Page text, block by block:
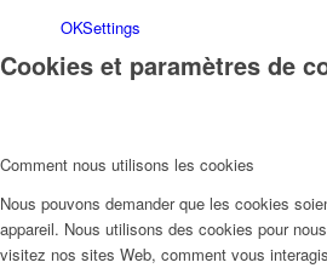
OKSettings
Cookies et paramètres de
Comment nous utilisons les cookies
Nous pouvons demander que les cookies
appareil. Nous utilisons des cookies pour
visitez nos sites Web, comment vous